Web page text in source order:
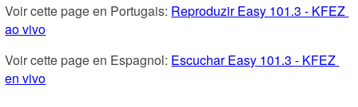
Voir cette page en Portugais: Reproduzir Easy 101.3 - KFEZ
ao vivo
Voir cette page en Espagnol: Escuchar Easy 101.3 - KFEZ
en vivo